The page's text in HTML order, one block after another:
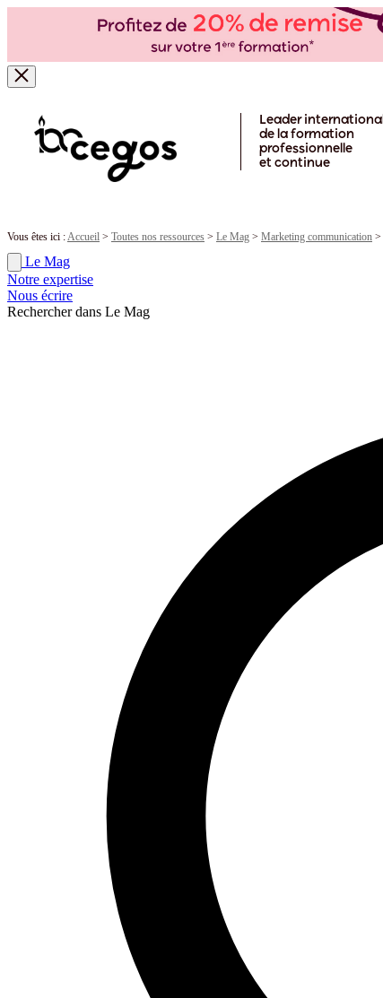
Leader international
de la formation
professionnelle
et continue
Vous êtes ici :Accueil > Toutes nos ressources > Le Mag > Marketing communication >
Le Mag
Notre expertise
Nous écrire
Rechercher dans Le Mag